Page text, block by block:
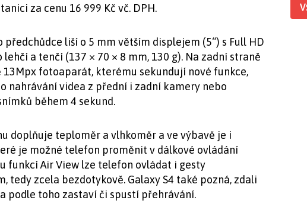
za cenu 16 999 Kč vč. DPH.
předchůdce liší o 5 mm větším displejem (5“) s Full HD
a tenčí (137 × 70 × 8 mm, 130 g). Na zadní straně
fotoaparát, kterému sekundují nové funkce,
nahrávání videa z přední i zadní kamery nebo
během 4 sekund.
doplňuje teploměr a vlhkoměr a ve výbavě je i
je možné telefon proměnit v dálkové ovládání
funkcí Air View lze telefon ovládat i gesty
tedy zcela bezdotykově. Galaxy S4 také pozná, zdali
podle toho zastaví či spustí přehrávání.